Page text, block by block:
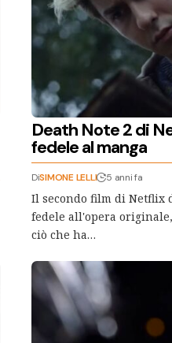
Death Note 2 di
fedele al manga
DiSIMONE LELLI 5 anni fa
Il secondo film di Netflix
fedele all'opera
ciò che ha…